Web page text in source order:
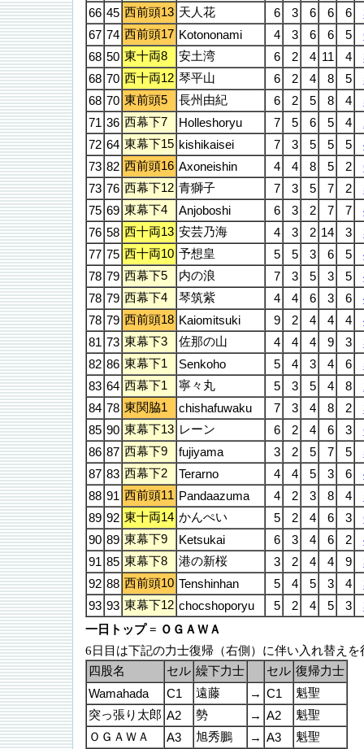
66 45 西前頭13 天人花 6 3 6 6 6
67 74 西前頭17 Kotononami 4 3 6 6 5
68 50 東十両8 安土湾 6 2 4 11 4
68 70 西十両12 琴平山 6 2 4 8 5
68 70 東前頭5 長州由紀 6 2 5 8 4
71 36 西幕下7 Holleshoryu 7 5 6 5 4
72 64 東幕下15 kishikaisei 7 3 5 5 5
73 82 西前頭16 Axoneishin 4 4 8 5 2
73 76 西幕下12 青獅子 7 3 5 7 2
75 69 東幕下4 Anjoboshi 6 3 2 7 7
76 58 西十両13 安芸乃海 4 3 2 14 3
77 75 西十両10 予想皇 5 5 3 6 5
78 79 西幕下5 内の浪 7 3 5 3 5
78 79 西幕下4 琴筑紫 4 4 6 3 6
78 79 西前頭18 Kaiomitsuki 9 2 4 4 4
81 73 東幕下3 佐那の山 4 4 4 9 3
82 86 東幕下1 Senkoho 5 4 3 4 6
83 64 西幕下1 寧々丸 5 3 5 4 8
84 78 東関脇1 chishafuwaku 7 3 4 8 2
85 90 東幕下13 レーン 6 2 4 6 3
86 87 西幕下9 fujiyama 3 2 5 7 5
87 83 西幕下2 Terarno 4 4 5 3 6
88 91 西前頭11 Pandaazuma 4 2 3 8 4
89 92 東十両14 かんぺい 5 2 4 6 3
90 89 東幕下9 Ketsukai 6 3 4 6 2
91 85 東幕下8 港の新桜 3 2 4 4 9
92 88 西前頭10 Tenshinhan 5 4 5 3 4
93 93 東幕下12 chocshoporyu 5 2 4 5 3
一日トップ = ＯＧＡＷＡ
6日目は下記の力士復帰（右側）に伴い入れ替えを
四股名
セル 繰下力士 セル 復帰力士
Wamahada
C1 遠藤 → C1
魁聖
突っ張り太郎 A2 勢 → A2
魁聖
ＯＧＡＷＡ
A3 旭秀鵬 → A3
魁聖